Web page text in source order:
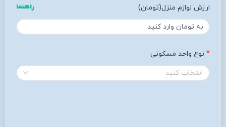
ارزش لوازم منزل(تومان) راهنما
نوع واحد مسکونی
انتخاب کنید